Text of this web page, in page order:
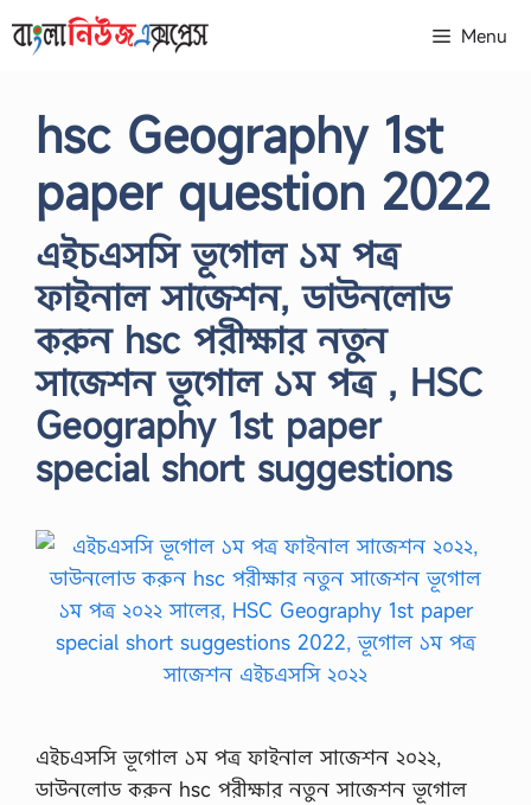
to
Menu
hsc Geography 1st
paper question 2022
এইচএসসি ভূগোল ১ম পত্র
ফাইনাল সাজেশন, ডাউনলোড
করুন hsc পরীক্ষার নতুন
সাজেশন ভূগোল ১ম পত্র , HSC
Geography 1st paper
special short suggestions
এইচএসসি ভূগোল ১ম পত্র ফাইনাল সাজেশন ২০২২,
ডাউনলোড করুন hsc পরীক্ষার নতুন সাজেশন ভূগোল